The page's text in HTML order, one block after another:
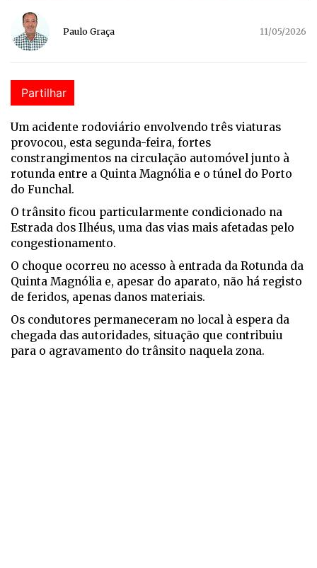
Paulo Graça 11/05/2026
Partilhar
Um acidente rodoviário envolvendo três viaturas
provocou, esta segunda-feira, fortes
constrangimentos na circulação automóvel junto à
rotunda entre a Quinta Magnólia e o túnel do Porto
do Funchal.
O trânsito ficou particularmente condicionado na
Estrada dos Ilhéus, uma das vias mais afetadas pelo
congestionamento.
O choque ocorreu no acesso à entrada da Rotunda da
Quinta Magnólia e, apesar do aparato, não há registo
de feridos, apenas danos materiais.
Os condutores permaneceram no local à espera da
chegada das autoridades, situação que contribuiu
para o agravamento do trânsito naquela zona.